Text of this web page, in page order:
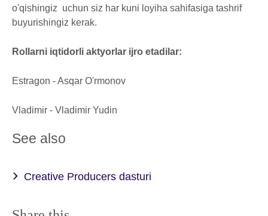
o'qishingiz uchun siz har kuni loyiha sahifasiga tashrif
buyurishingiz kerak.
Rollarni iqtidorli aktyorlar ijro etadilar:
Estragon - Asqar O'rmonov
Vladimir - Vladimir Yudin
See also
Creative Producers dasturi